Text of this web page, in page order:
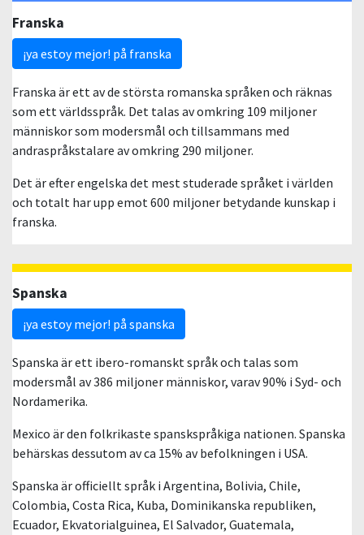
Franska
¡ya estoy mejor! på franska
Franska är ett av de största romanska språken och räknas
som ett världsspråk. Det talas av omkring 109 miljoner
människor som modersmål och tillsammans med
andraspråkstalare av omkring 290 miljoner.
Det är efter engelska det mest studerade språket i världen
och totalt har upp emot 600 miljoner betydande kunskap i
franska.
Spanska
¡ya estoy mejor! på spanska
Spanska är ett ibero-romanskt språk och talas som
modersmål av 386 miljoner människor, varav 90% i Syd- och
Nordamerika.
Mexico är den folkrikaste spanskspråkiga nationen. Spanska
behärskas dessutom av ca 15% av befolkningen i USA.
Spanska är officiellt språk i Argentina, Bolivia, Chile,
Colombia, Costa Rica, Kuba, Dominikanska republiken,
Ecuador, Ekvatorialguinea, El Salvador, Guatemala,